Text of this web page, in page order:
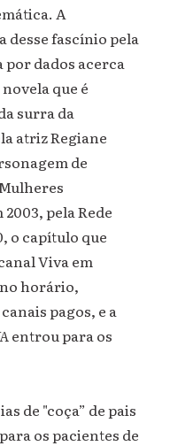
A
desse fascínio pela
por dados acerca
que é
surra da
atriz Regiane
de
pela Rede
o capítulo que
Viva em
horário,
pagos, e a
entrou para os
de "coça” de pais
os pacientes de